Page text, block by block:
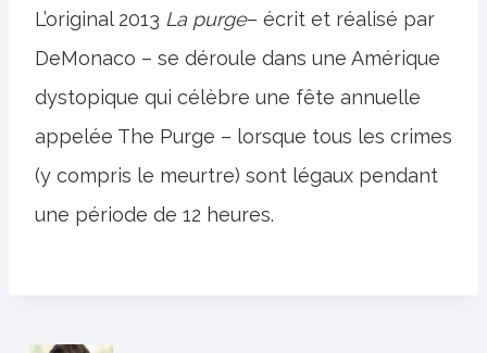
L’original 2013 La purge– écrit et réalisé par
DeMonaco – se déroule dans une Amérique
dystopique qui célèbre une fête annuelle
appelée The Purge – lorsque tous les crimes
(y compris le meurtre) sont légaux pendant
une période de 12 heures.